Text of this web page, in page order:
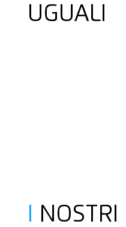
UGUALI
NOSTRI